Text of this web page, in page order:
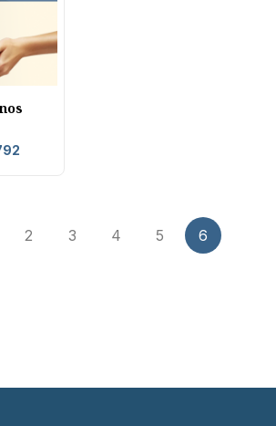
2 3 4 5 6